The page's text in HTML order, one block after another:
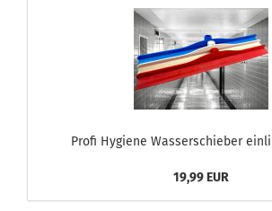
Profi Hygiene Wasserschieber
19,99 EUR